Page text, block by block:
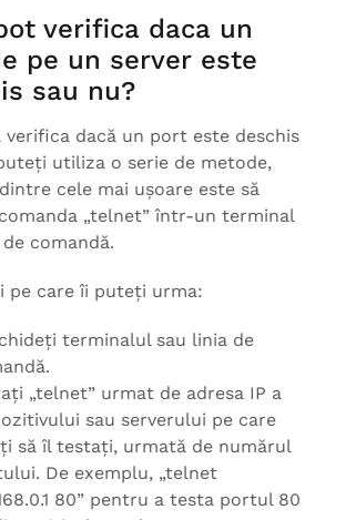
verifica daca un
pe un server este
sau nu?
verifica dacă un port este deschis
utiliza o serie de metode,
cele mai ușoare este să
„telnet” într-un terminal
comandă.
pe care îi puteți urma:
terminalul sau linia de
„telnet” urmat de adresa IP a
sau serverului pe care
să îl testați, urmată de numărul
De exemplu, „telnet
80” pentru a testa portul 80